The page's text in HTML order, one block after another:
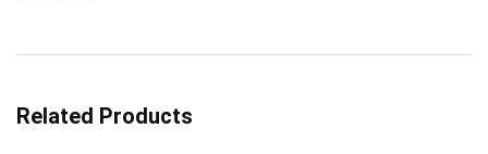
Related Products